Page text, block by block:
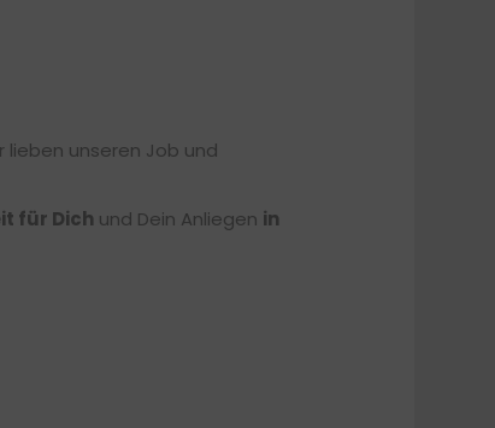
lieben unseren Job und
für Dich und Dein Anliegen in